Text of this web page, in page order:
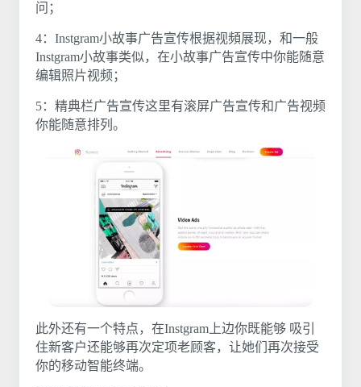
问；
4：Instgram小故事广告宣传根据视頻展现，和一般
Instgram小故事类似，在小故事广告宣传中你能随意
编辑照片视频；
5：精典栏广告宣传这里有滚屏广告宣传和广告视频
你能随意排列。
此外还有一个特点，在Instgram上边你既能够 吸引
住新客户还能够再次定项老顾客，让她们再次接受
你的移动智能终端。